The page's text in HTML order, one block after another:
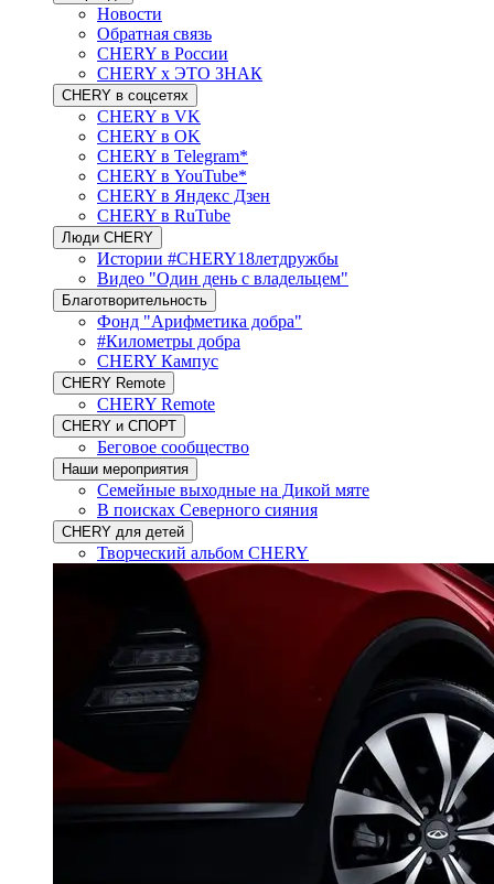
Новости
Обратная связь
CHERY в России
CHERY x ЭТО ЗНАК
CHERY в соцсетях
CHERY в VK
CHERY в OK
CHERY в Telegram*
CHERY в YouTube*
CHERY в Яндекс Дзен
CHERY в RuTube
Люди CHERY
Истории #CHERY18летдружбы
Видео "Один день с владельцем"
Благотворительность
Фонд "Арифметика добра"
#Километры добра
CHERY Кампус
CHERY Remote
CHERY Remote
CHERY и СПОРТ
Беговое сообщество
Наши мероприятия
Семейные выходные на Дикой мяте
В поисках Северного сияния
CHERY для детей
Творческий альбом CHERY